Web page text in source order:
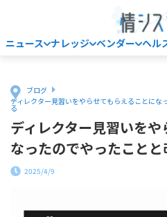
ニュース ナレッジ ベンダー ヘル
Home
ブログ
ディレクター見習いをやらせてもらえることにな
る
ディレクター見習いを
なったのでやったこと
2025/4/9